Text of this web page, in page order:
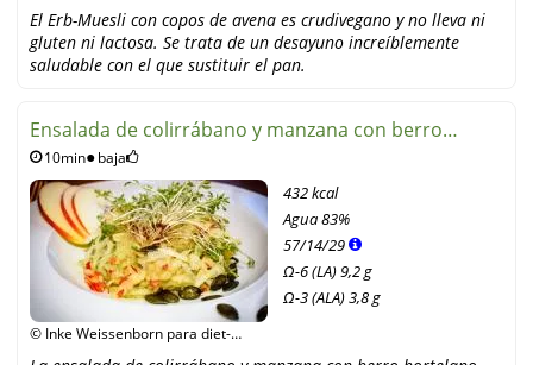
El Erb-Muesli con copos de avena es crudivegano y no lleva ni
gluten ni lactosa. Se trata de un desayuno increíblemente
saludable con el que sustituir el pan.
Ensalada de colirrábano y manzana con berro
hortelano
10min baja
© Inke Weissenborn para diet-
432 kcal
Agua83%
57/14/29
Ω-6 (LA) 9,2 g
Ω-3 (ALA) 3,8 g